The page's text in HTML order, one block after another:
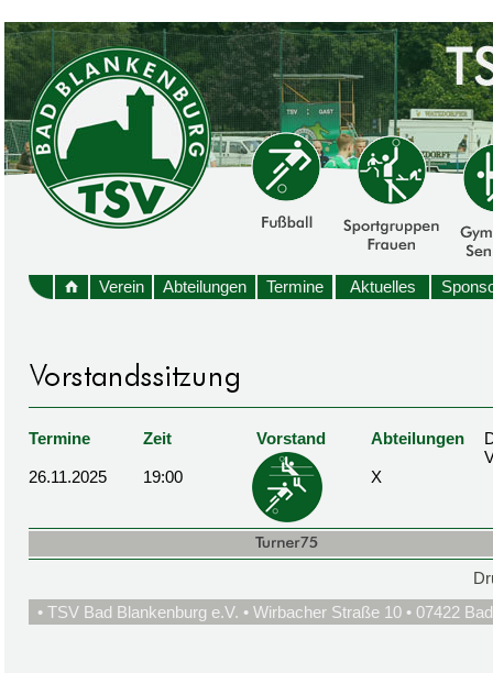
Verein Abteilungen Termine Aktuelles
Termine Zeit Vorstand Abteilungen
26.11.2025
19:00 X X
• TSV Bad Blankenburg e.V. • Wirbacher Straße 10 • 07422